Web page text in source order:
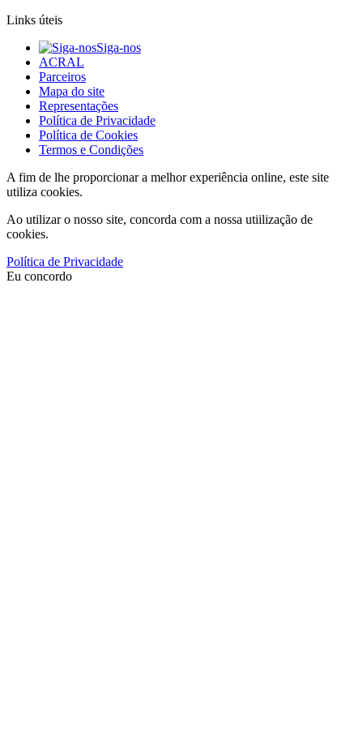
Links úteis
Siga-nos
ACRAL
Parceiros
Mapa do site
Representações
Política de Privacidade
Política de Cookies
Termos e Condições
A fim de lhe proporcionar a melhor experiência online, este site
utiliza cookies.
Ao utilizar o nosso site, concorda com a nossa utiilização de
cookies.
Política de Privacidade
Eu concordo